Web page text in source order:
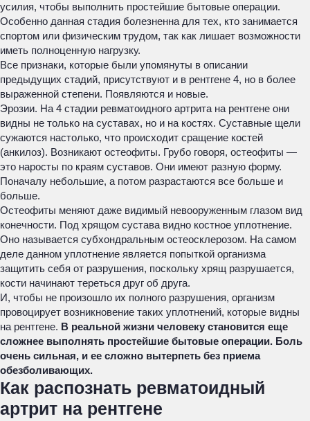
усилия, чтобы выполнить простейшие бытовые операции.
Особенно данная стадия болезненна для тех, кто занимается
спортом или физическим трудом, так как лишает возможности
иметь полноценную нагрузку.
Все признаки, которые были упомянуты в описании
предыдущих стадий, присутствуют и в рентгене 4, но в более
выраженной степени. Появляются и новые.
Эрозии. На 4 стадии ревматоидного артрита на рентгене они
видны не только на суставах, но и на костях. Суставные щели
сужаются настолько, что происходит сращение костей
(анкилоз). Возникают остеофиты. Грубо говоря, остеофиты —
это наросты по краям суставов. Они имеют разную форму.
Поначалу небольшие, а потом разрастаются все больше и
больше.
Остеофиты меняют даже видимый невооруженным глазом вид
конечности. Под хрящом сустава видно костное уплотнение.
Оно называется субхондральным остеосклерозом. На самом
деле данном уплотнение является попыткой организма
защитить себя от разрушения, поскольку хрящ разрушается,
кости начинают тереться друг об друга.
И, чтобы не произошло их полного разрушения, организм
провоцирует возникновение таких уплотнений, которые видны
на рентгене. В реальной жизни человеку становится еще
сложнее выполнять простейшие бытовые операции. Боль
очень сильная, и ее сложно вытерпеть без приема
обезболивающих.
Как распознать ревматоидный
артрит на рентгене